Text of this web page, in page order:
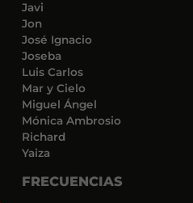
Javi
Jon
José Ignacio
Joseba
Luis Carlos
Mar y Cielo
Miguel Ángel
Mónica Ambrosio
Richard
Yaiza
FRECUENCIAS